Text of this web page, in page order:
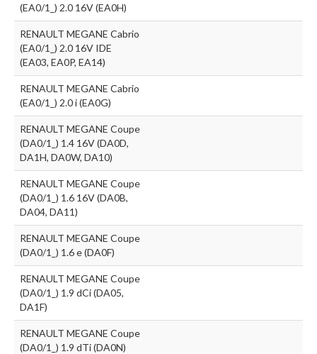
(EA0/1_) 2.0 16V (EA0H)
RENAULT MEGANE Cabrio
(EA0/1_) 2.0 16V IDE
(EA03, EA0P, EA14)
RENAULT MEGANE Cabrio
(EA0/1_) 2.0 i (EA0G)
RENAULT MEGANE Coupe
(DA0/1_) 1.4 16V (DA0D,
DA1H, DA0W, DA10)
RENAULT MEGANE Coupe
(DA0/1_) 1.6 16V (DA0B,
DA04, DA11)
RENAULT MEGANE Coupe
(DA0/1_) 1.6 e (DA0F)
RENAULT MEGANE Coupe
(DA0/1_) 1.9 dCi (DA05,
DA1F)
RENAULT MEGANE Coupe
(DA0/1_) 1.9 dTi (DA0N)